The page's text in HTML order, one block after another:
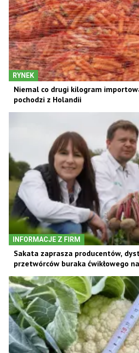
RYNEK
Niemal co drugi kilogram
pochodzi z Holandii
INFORMACJE Z FIRM
Sakata zaprasza producentów,
przetwórców buraka ćwikłowego